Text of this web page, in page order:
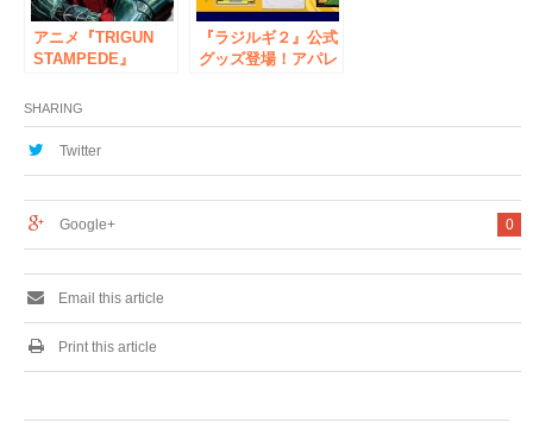
アニメ『TRIGUN
STAMPEDE』
示会が秋葉原エンタ
スアネックスにて今
週末開催！【株式会
『ラジルギ２』公式
グッズ登場！アパレ
京ゲームショウ2023
SHARING
Twitter
0
Google+
Email this article
Print this article